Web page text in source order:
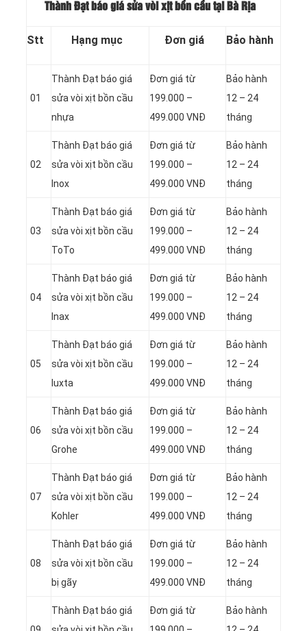
Thành Đạt báo giá sửa vòi xịt bồn cầu tại Bà Rịa
Stt Hạng mục Đơn giá Bảo hành
01
Thành Đạt báo giá
sửa vòi xịt bồn cầu
nhựa
Đơn giá từ
199.000 –
499.000 VNĐ
Bảo hành
12 – 24
tháng
02
Thành Đạt báo giá
sửa vòi xịt bồn cầu
Inox
Đơn giá từ
199.000 –
499.000 VNĐ
Bảo hành
12 – 24
tháng
03
Thành Đạt báo giá
sửa vòi xịt bồn cầu
ToTo
Đơn giá từ
199.000 –
499.000 VNĐ
Bảo hành
12 – 24
tháng
04
Thành Đạt báo giá
sửa vòi xịt bồn cầu
Inax
Đơn giá từ
199.000 –
499.000 VNĐ
Bảo hành
12 – 24
tháng
05
Thành Đạt báo giá
sửa vòi xịt bồn cầu
Iuxta
Đơn giá từ
199.000 –
499.000 VNĐ
Bảo hành
12 – 24
tháng
06
Thành Đạt báo giá
sửa vòi xịt bồn cầu
Grohe
Đơn giá từ
199.000 –
499.000 VNĐ
Bảo hành
12 – 24
tháng
07
Thành Đạt báo giá
sửa vòi xịt bồn cầu
Kohler
Đơn giá từ
199.000 –
499.000 VNĐ
Bảo hành
12 – 24
tháng
08
Thành Đạt báo giá
sửa vòi xịt bồn cầu
bị gãy
Đơn giá từ
199.000 –
499.000 VNĐ
Bảo hành
12 – 24
tháng
Thành Đạt báo giá
Đơn giá từ
Bảo hành